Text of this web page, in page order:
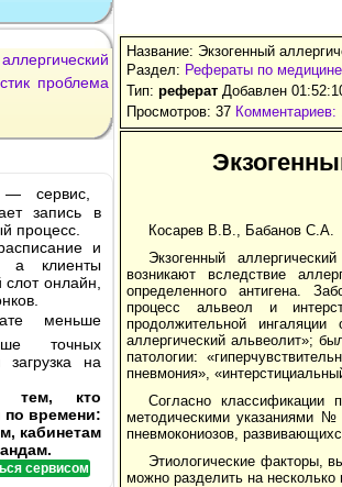
аллергический
проблема
— сервис,
запись в
процесс.
и
а клиенты
онлайн,
меньше
точных
на
тем, кто
по времени:
кабинетам
сервисом
Название: Экзогенный
Раздел: Рефераты по медицине
Тип: реферат Добавлен
Просмотров: 37 Комментариев:
Косарев В.В., Бабанов С.А.
Экзогенный
возникают вследствие
определенного антигена.
процесс альвеол и
продолжительной
аллергический альвеолит»;
патологии:
пневмония»,
Согласно
методическими указаниями
пневмокониозов,
Этиологические факторы,
можно разделить на несколько